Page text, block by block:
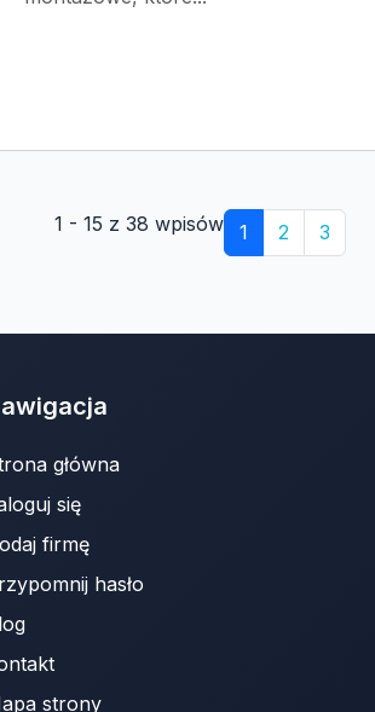
1 - 15 z 38 wpisów 1 2 3
główna
się
firmę
hasło
strony